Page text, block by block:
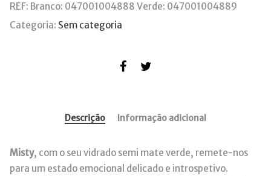
REF: Branco: 047001004888 Verde: 047001004889
Categoria: Sem categoria
Descrição Informação adicional
Misty, com o seu vidrado semi mate verde, remete-nos
para um estado emocional delicado e introspetivo.